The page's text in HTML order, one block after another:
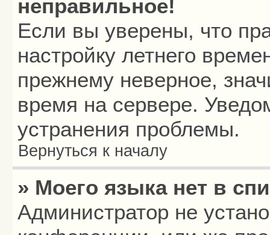
неправильное!
Если вы уверены, что
настройку летнего
прежнему неверное,
время на сервере.
устранения проблемы.
Вернуться к началу
» Моего языка нет в
Администратор не